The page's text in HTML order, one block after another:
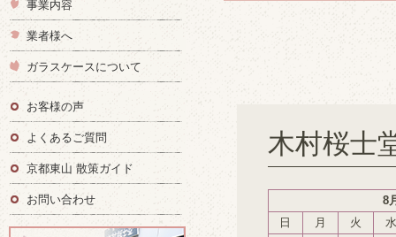
木村桜士
8
日
月 火 水
事業内容
業者様へ
ガラスケースについて
お客様の声
よくあるご質問
京都東山 散策ガイド
お問い合わせ